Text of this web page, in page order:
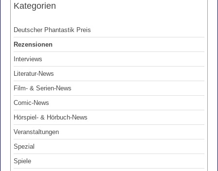
Kategorien
Deutscher Phantastik Preis
Rezensionen
Interviews
Literatur-News
Film- & Serien-News
Comic-News
Hörspiel- & Hörbuch-News
Veranstaltungen
Spezial
Spiele